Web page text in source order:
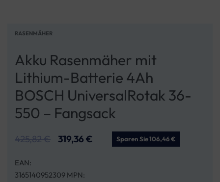
RASENMÄHER
Akku Rasenmäher mit
Lithium-Batterie 4Ah
BOSCH UniversalRotak 36-
550 – Fangsack
425,82€ 319,36 € Sparen Sie 106,46 €
EAN:
3165140952309 MPN: